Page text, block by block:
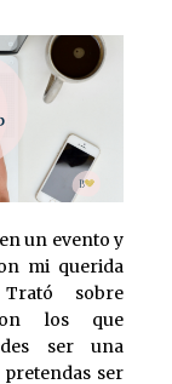
un evento y
mi querida
Trató sobre
los que
ser una
ser